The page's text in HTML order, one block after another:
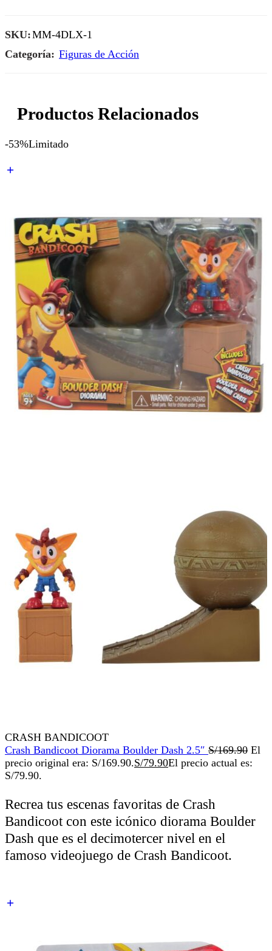
SKU:MM-4DLX-1
Categoría: Figuras de Acción
Productos Relacionados
-53%Limitado
CRASH BANDICOOT
Crash Bandicoot Diorama Boulder Dash 2.5″ S/169.90 El
precio original era: S/169.90.S/79.90El precio actual es:
S/79.90.
Recrea tus escenas favoritas de Crash
Bandicoot con este icónico diorama Boulder
Dash que es el decimotercer nivel en el
famoso videojuego de Crash Bandicoot.